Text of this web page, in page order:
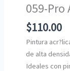
059-Pro
$110.00
Pintura
de alta
Ideales con